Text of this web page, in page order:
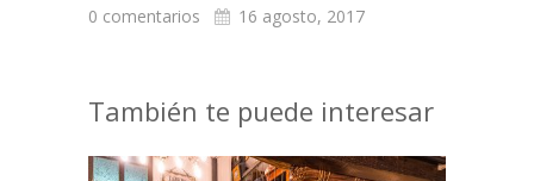
0 comentarios
16 agosto, 2017
También te puede interesar